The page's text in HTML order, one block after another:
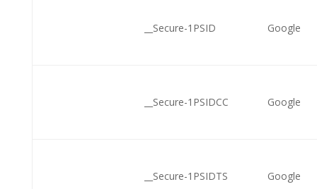
__Secure-1PSID Google
__Secure-1PSIDCC Google
__Secure-1PSIDTS Google